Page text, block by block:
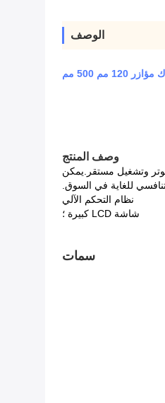
الوصف
مم 500 مم
وصف المنتج
وتشغيل مستقر.يمكن
للغاية في السوق.
نظام التحكم الآلي
شاشة LCD كبيرة ؛
سمات